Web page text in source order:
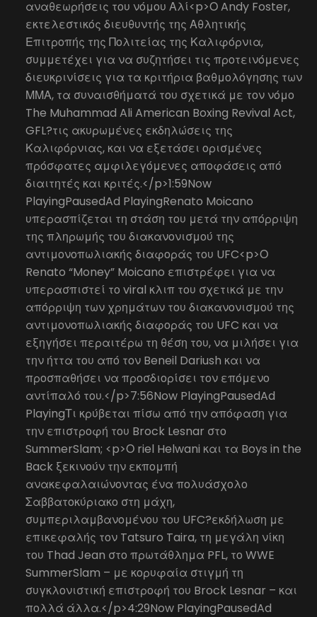
αναθεωρήσεις του νόμου Αλί<p>Ο Andy Foster,
εκτελεστικός διευθυντής της Αθλητικής
Επιτροπής της Πολιτείας της Καλιφόρνια,
συμμετέχει για να συζητήσει τις προτεινόμενες
διευκρινίσεις για τα κριτήρια βαθμολόγησης των
ΜΜΑ, τα συναισθήματά του σχετικά με τον νόμο
The Muhammad Ali American Boxing Revival Act,
GFL?τις ακυρωμένες εκδηλώσεις της
Καλιφόρνιας, και να εξετάσει ορισμένες
πρόσφατες αμφιλεγόμενες αποφάσεις από
διαιτητές και κριτές.</p>1:59Now
PlayingPausedAd PlayingRenato Moicano
υπερασπίζεται τη στάση του μετά την απόρριψη
της πληρωμής του διακανονισμού της
αντιμονοπωλιακής διαφοράς του UFC<p>Ο
Renato “Money” Moicano επιστρέφει για να
υπερασπιστεί το viral κλιπ του σχετικά με την
απόρριψη των χρημάτων του διακανονισμού της
αντιμονοπωλιακής διαφοράς του UFC και να
εξηγήσει περαιτέρω τη θέση του, να μιλήσει για
την ήττα του από τον Beneil Dariush και να
προσπαθήσει να προσδιορίσει τον επόμενο
αντίπαλό του.</p>7:56Now PlayingPausedAd
PlayingΤι κρύβεται πίσω από την απόφαση για
την επιστροφή του Brock Lesnar στο
SummerSlam; <p>Ο riel Helwani και τα Boys in the
Back ξεκινούν την εκπομπή
ανακεφαλαιώνοντας ένα πολυάσχολο
Σαββατοκύριακο στη μάχη,
συμπεριλαμβανομένου του UFC?εκδήλωση με
επικεφαλής τον Tatsuro Taira, τη μεγάλη νίκη
του Thad Jean στο πρωτάθλημα PFL, το WWE
SummerSlam – με κορυφαία στιγμή τη
συγκλονιστική επιστροφή του Brock Lesnar – και
πολλά άλλα.</p>4:29Now PlayingPausedAd